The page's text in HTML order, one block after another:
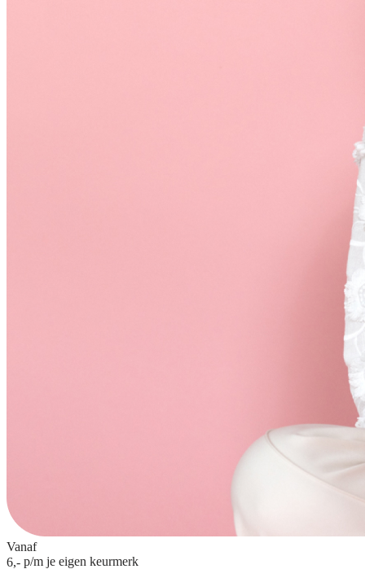
Vanaf
6,- p/m je eigen keurmerk